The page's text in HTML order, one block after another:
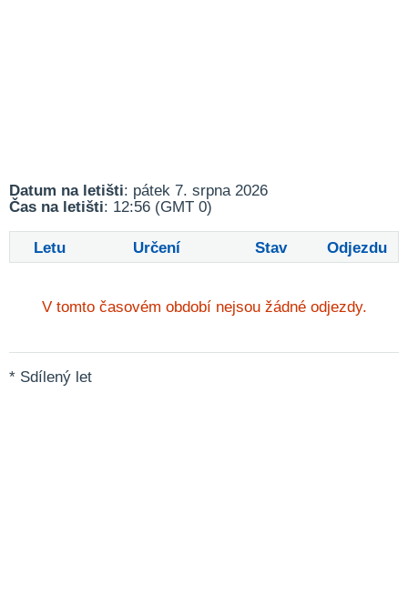
Datum na letišti: pátek 7. srpna 2026
Čas na letišti: 12:56 (GMT 0)
Letu Určení Stav Odjezdu
V tomto časovém období nejsou žádné odjezdy.
* Sdílený let